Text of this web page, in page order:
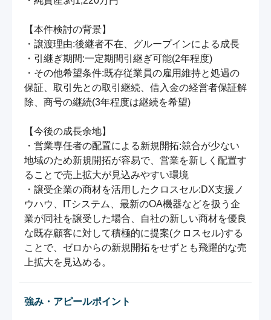
【本件検討の背景】
・譲渡理由:後継者不在、グループインによる成長
・引継ぎ期間:一定期間引継ぎ可能(2年程度)
・その他希望条件:既存従業員の雇用維持と処遇の
保証、取引先との取引継続、借入金の経営者保証解
除、商号の継続(3年程度は継続を希望)
【今後の成長余地】
・営業専任者の配置による新規開拓:競合が少ない
地域のため新規開拓が容易で、営業を新しく配置す
ることで売上拡大が見込みやすい環境
・譲受企業の商材を活用したクロスセル:DX支援ノ
ウハウ、ITシステム、最新のOA機器などを扱う企
業が同社を譲受した場合、自社の新しい商材を優良
な既存顧客に対して積極的に提案(クロスセル)する
ことで、ゼロからの新規開拓をせずとも飛躍的な売
上拡大を見込める。
強み・アピールポイント